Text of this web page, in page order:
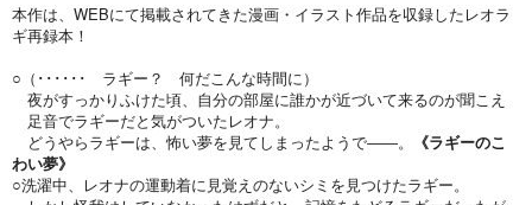
本作は、WEBにて掲載されてきた漫画・イラスト作品を収録したレオラ
ギ再録本！
○（･･････ ラギー？ 何だこんな時間に）
夜がすっかりふけた頃、自分の部屋に誰かが近づいて来るのが聞こえ
足音でラギーだと気がついたレオナ。
どうやらラギーは、怖い夢を見てしまったようで――。
《ラギーのこ
わい夢》
○洗濯中、レオナの運動着に見覚えのないシミを見つけたラギー。